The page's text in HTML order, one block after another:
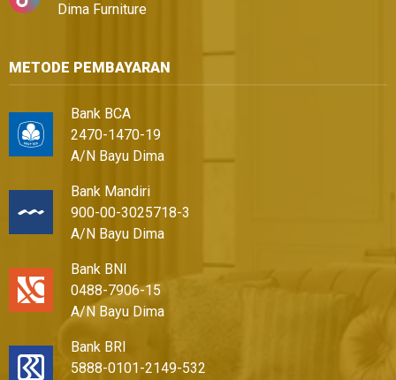
Dima Furniture
METODE PEMBAYARAN
Bank BCA
2470-1470-19
A/N Bayu Dima
Bank Mandiri
900-00-3025718-3
A/N Bayu Dima
Bank BNI
0488-7906-15
A/N Bayu Dima
Bank BRI
5888-0101-2149-532